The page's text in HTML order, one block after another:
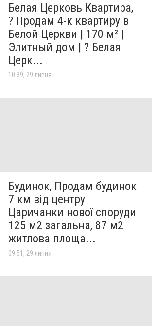
Белая Церковь Квартира,
? Продам 4-к квартиру в
Белой Церкви | 170 м² |
Элитный дом | ? Белая
Церк...
10:39, 29 липня
Будинок, Продам будинок
7 км від центру
Царичанки нової споруди
125 м2 загальна, 87 м2
житлова площа...
09:51, 29 липня